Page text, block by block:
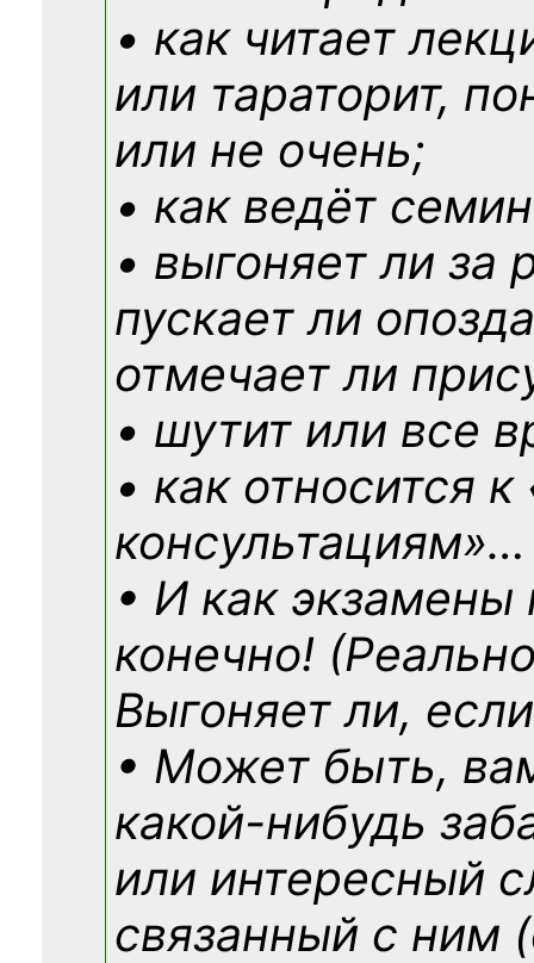
• как читает
или тараторит,
или не очень;
• как ведёт
• выгоняет ли за
пускает ли
отмечает ли
• шутит или все
• как относится
консультациям»…
• И как экзамены
конечно!
Выгоняет ли,
• Может быть,
какой-нибудь
или интересный
связанный с ним